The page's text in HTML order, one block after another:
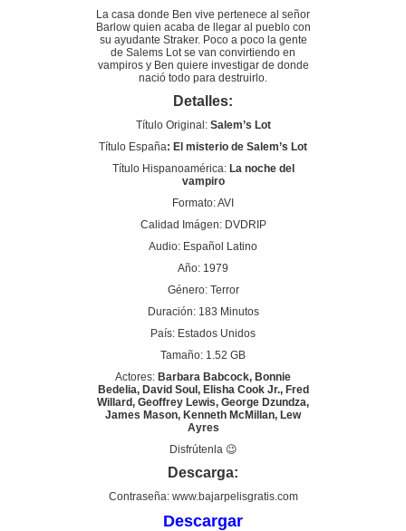
La casa donde Ben vive pertenece al señor
Barlow quien acaba de llegar al pueblo con
su ayudante Straker. Poco a poco la gente
de Salems Lot se van convirtiendo en
vampiros y Ben quiere investigar de donde
nació todo para destruirlo.
Detalles:
Título Original: Salem’s Lot
Título España: El misterio de Salem’s Lot
Título Hispanoamérica: La noche del
vampiro
Formato: AVI
Calidad Imágen: DVDRIP
Audio: Español Latino
Año: 1979
Género: Terror
Duración: 183 Minutos
País: Estados Unidos
Tamaño: 1.52 GB
Actores: Barbara Babcock, Bonnie
Bedelia, David Soul, Elisha Cook Jr., Fred
Willard, Geoffrey Lewis, George Dzundza,
James Mason, Kenneth McMillan, Lew
Ayres
Disfrútenla 😉
Descarga:
Contraseña: www.bajarpelisgratis.com
Descargar